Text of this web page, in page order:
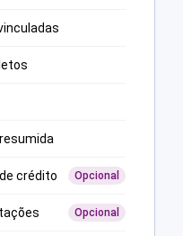
crédito Opcional
Opcional